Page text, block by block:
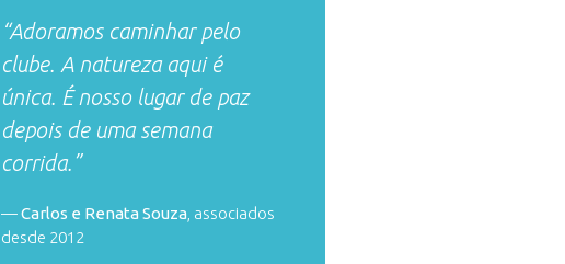
“Adoramos caminhar pelo
clube. A natureza aqui é
única. É nosso lugar de paz
depois de uma semana
corrida.”
—Carlos e Renata Souza , associados
desde 2012